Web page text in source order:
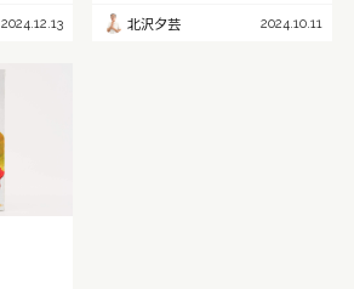
2024.12.13 北沢夕芸 2024.10.11